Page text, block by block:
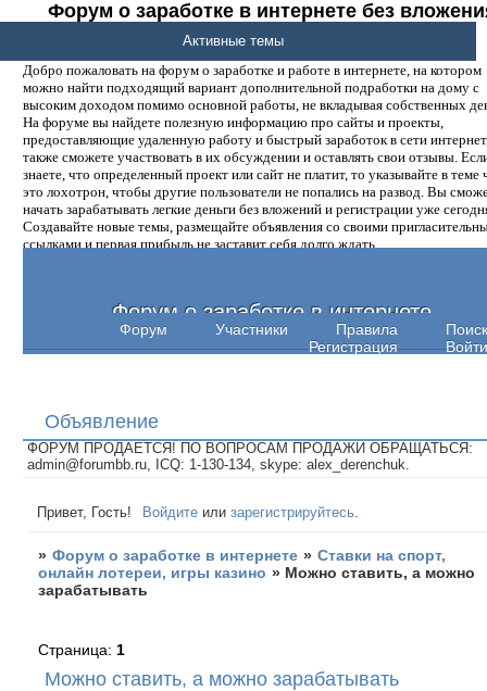
Форум о заработке в интернете без
денег.
Добро пожаловать на форум о заработке и работе в интернете, на котором
можно найти подходящий вариант дополнительной подработки на дому с
высоким доходом помимо основной работы, не вкладывая собственных
На форуме вы найдете полезную информацию про сайты и проекты,
предоставляющие удаленную работу и быстрый заработок в сети
также сможете участвовать в их обсуждении и оставлять свои отзывы.
знаете, что определенный проект или сайт не платит, то указывайте в теме
это лохотрон, чтобы другие пользователи не попались на развод. Вы
начать зарабатывать легкие деньги без вложений и регистрации уже
Создавайте новые темы, размещайте объявления со своими
ссылками и первая прибыль не заставит себя долго ждать.
Форум о заработке в интернете
Форум Участники Правила
Поиск
Регистрация
Войти
Активные темы
Объявление
ФОРУМ ПРОДАЕТСЯ! ПО ВОПРОСАМ ПРОДАЖИ ОБРАЩАТЬСЯ:
admin@forumbb.ru, ICQ: 1-130-134, skype: alex_derenchuk.
Привет, Гость! Войдите илизарегистрируйтесь
» Форум о заработке в интернете » Ставки на спорт,
онлайн лотереи, игры казино » Можно ставить, а можно
зарабатывать
Можно ставить, а можно зарабатывать
Страница: 1